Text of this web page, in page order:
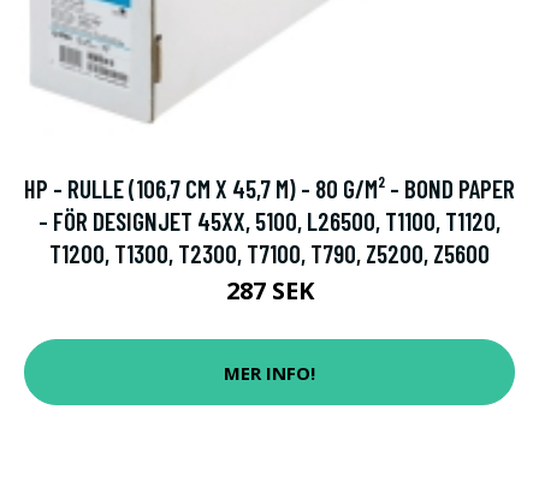
HP - RULLE (106,7 CM X 45,7 M) - 80 G/M² - BOND PAPER
- FÖR DESIGNJET 45XX, 5100, L26500, T1100, T1120,
T1200, T1300, T2300, T7100, T790, Z5200, Z5600
287 SEK
MER INFO!